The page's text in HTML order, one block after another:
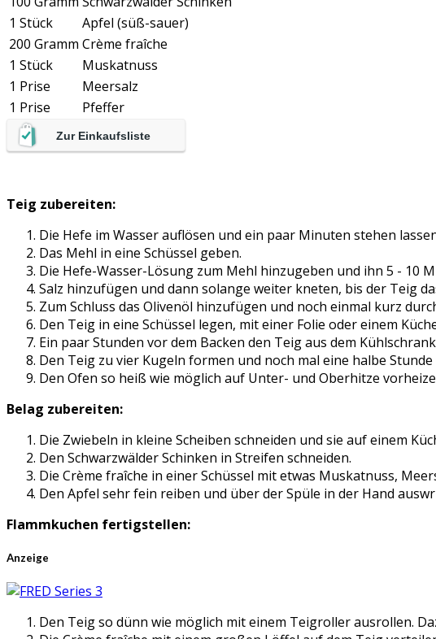
1 Stück
Apfel (süß-sauer)
200 Gramm Crème fraîche
1 Stück
Muskatnuss
1 Prise
Meersalz
1 Prise
Pfeffer
Zur Einkaufsliste
Teig zubereiten:
Die Hefe im Wasser auflösen und ein paar Minuten stehen
Das Mehl in eine Schüssel geben.
Die Hefe-Wasser-Lösung zum Mehl hinzugeben und ihn 5 - 10
Salz hinzufügen und dann solange weiter kneten, bis der Teig
Zum Schluss das Olivenöl hinzufügen und noch einmal kurz
Den Teig in eine Schüssel legen, mit einer Folie oder einem
Ein paar Stunden vor dem Backen den Teig aus dem
Den Teig zu vier Kugeln formen und noch mal eine halbe Stunde
Den Ofen so heiß wie möglich auf Unter- und Oberhitze
Belag zubereiten:
Die Zwiebeln in kleine Scheiben schneiden und sie auf einem
Den Schwarzwälder Schinken in Streifen schneiden.
Die Crème fraîche in einer Schüssel mit etwas Muskatnuss,
Den Apfel sehr fein reiben und über der Spüle in der Hand
Flammkuchen fertigstellen:
Anzeige
Den Teig so dünn wie möglich mit einem Teigroller ausrollen.